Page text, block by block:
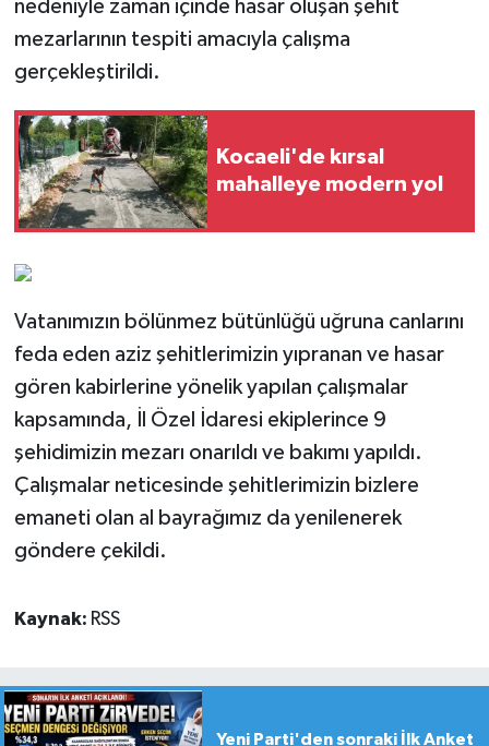
nedeniyle zaman içinde hasar oluşan şehit
mezarlarının tespiti amacıyla çalışma
gerçekleştirildi.
Kocaeli'de kırsal
mahalleye modern yol
Vatanımızın bölünmez bütünlüğü uğruna canlarını
feda eden aziz şehitlerimizin yıpranan ve hasar
gören kabirlerine yönelik yapılan çalışmalar
kapsamında, İl Özel İdaresi ekiplerince 9
şehidimizin mezarı onarıldı ve bakımı yapıldı.
Çalışmalar neticesinde şehitlerimizin bizlere
emaneti olan al bayrağımız da yenilenerek
göndere çekildi.
Kaynak: RSS
Yeni Parti'den sonraki İlk Anket